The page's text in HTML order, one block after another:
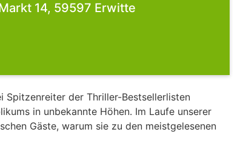
14, 59597 Erwitte
Spitzenreiter der Thriller-Bestsellerlisten
in unbekannte Höhen. Im Laufe unserer
Gäste, warum sie zu den meistgelesenen